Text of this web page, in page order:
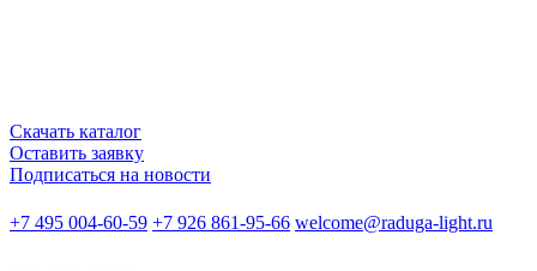
Скачать каталог
Оставить заявку
Подписаться на новости
+7 495 004-60-59 +7 926 861-95-66 welcome@raduga-light.ru